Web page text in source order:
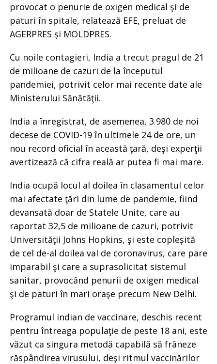
provocat o penurie de oxigen medical şi de
paturi în spitale, relatează EFE, preluat de
AGERPRES și MOLDPRES.
Cu noile contagieri, India a trecut pragul de 21
de milioane de cazuri de la începutul
pandemiei, potrivit celor mai recente date ale
Ministerului Sănătăţii.
India a înregistrat, de asemenea, 3.980 de noi
decese de COVID-19 în ultimele 24 de ore, un
nou record oficial în această ţară, deşi experţii
avertizează că cifra reală ar putea fi mai mare.
India ocupă locul al doilea în clasamentul celor
mai afectate ţări din lume de pandemie, fiind
devansată doar de Statele Unite, care au
raportat 32,5 de milioane de cazuri, potrivit
Universităţii Johns Hopkins, şi este copleșită
de cel de-al doilea val de coronavirus, care pare
imparabil şi care a suprasolicitat sistemul
sanitar, provocând penurii de oxigen medical
şi de paturi în mari oraşe precum New Delhi.
Programul indian de vaccinare, deschis recent
pentru întreaga populaţie de peste 18 ani, este
văzut ca singura metodă capabilă să frâneze
răspândirea virusului, deşi ritmul vaccinărilor